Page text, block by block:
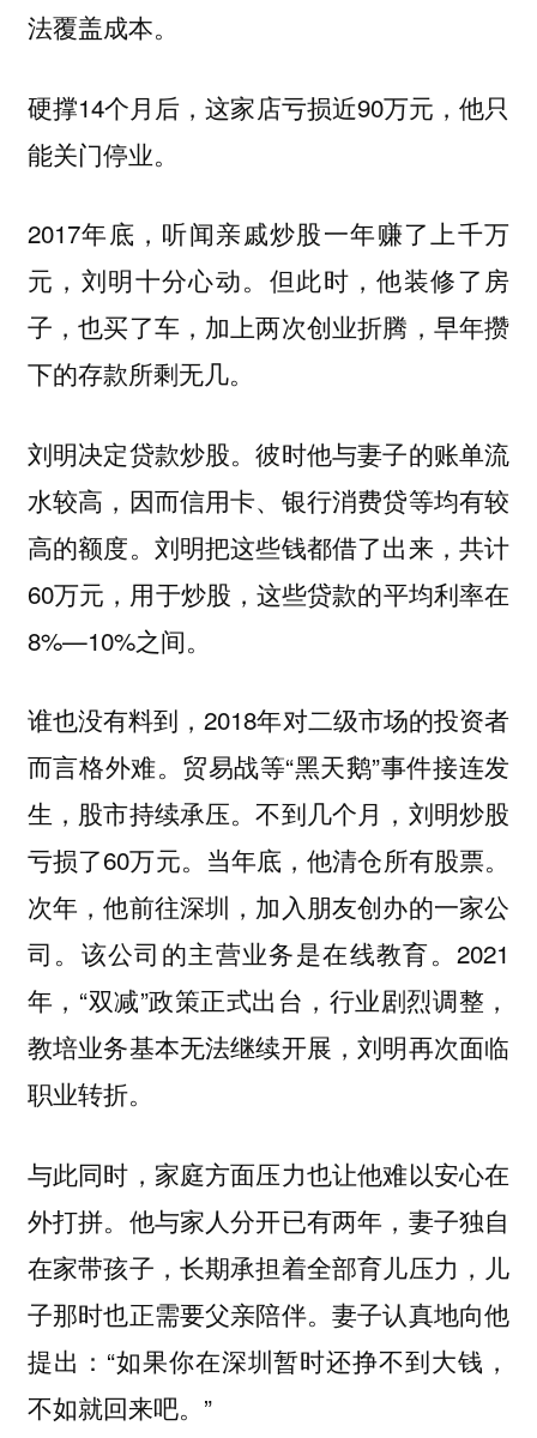
法覆盖成本。
硬撑14个月后，这家店亏损近90万元，他只
能关门停业。
2017年底，听闻亲戚炒股一年赚了上千万
元，刘明十分心动。但此时，他装修了房
子，也买了车，加上两次创业折腾，早年攒
下的存款所剩无几。
刘明决定贷款炒股。彼时他与妻子的账单流
水较高，因而信用卡、银行消费贷等均有较
高的额度。刘明把这些钱都借了出来，共计
60万元，用于炒股，这些贷款的平均利率在
8%—10%之间。
谁也没有料到，2018年对二级市场的投资者
而言格外难。贸易战等“黑天鹅”事件接连发
生，股市持续承压。不到几个月，刘明炒股
亏损了60万元。当年底，他清仓所有股票。
次年，他前往深圳，加入朋友创办的一家公
司。该公司的主营业务是在线教育。2021
年，“双减”政策正式出台，行业剧烈调整，
教培业务基本无法继续开展，刘明再次面临
职业转折。
与此同时，家庭方面压力也让他难以安心在
外打拼。他与家人分开已有两年，妻子独自
在家带孩子，长期承担着全部育儿压力，儿
子那时也正需要父亲陪伴。妻子认真地向他
提出：“如果你在深圳暂时还挣不到大钱，
不如就回来吧。”